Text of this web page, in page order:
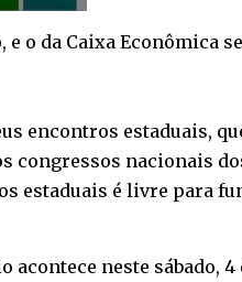
o da Caixa Econômica
encontros estaduais,
congressos nacionais
estaduais é livre para
neste sábado,